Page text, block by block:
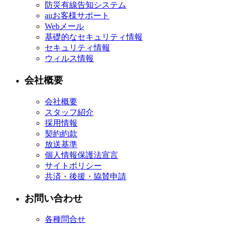
防災有線告知システム
auお客様サポート
Webメール
基礎的なセキュリティ情報
セキュリティ情報
ウィルス情報
会社概要
会社概要
スタッフ紹介
採用情報
契約約款
放送基準
個人情報保護法宣言
サイトポリシー
共済・後援・協賛申請
お問い合わせ
各種問合せ